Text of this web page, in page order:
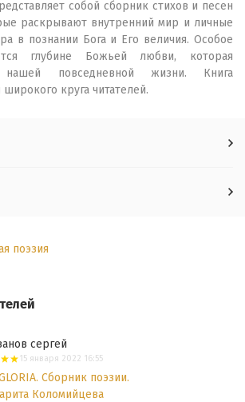
собой сборник стихов и песен
раскрывают внутренний мир и личные
в познании Бога и Его величия. Особое
глубине Божьей любви, которая
повседневной жизни. Книга
круга читателей.
поэзия
сергей
15 января 2022 16:55
Сборник поэзии.
Коломийцева